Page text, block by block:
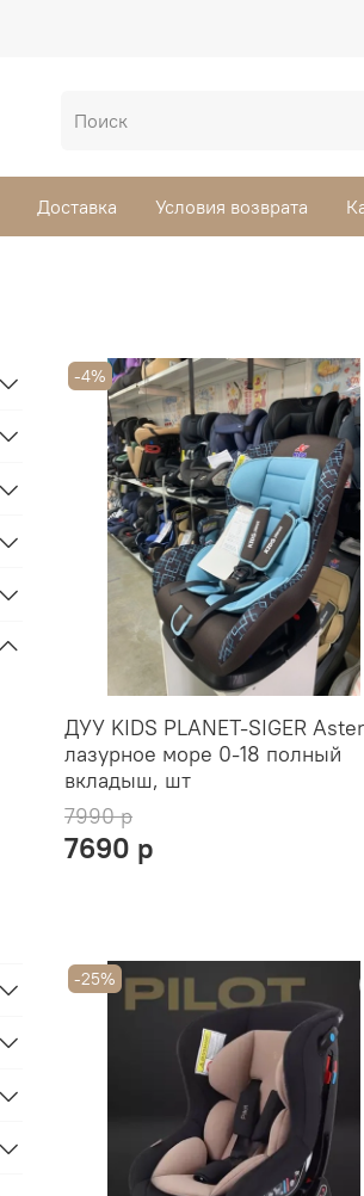
Доставка Условия возврата
-4%
ДУУ KIDS PLANET-SIGER
лазурное море 0-18 полный
вкладыш, шт
7990 р
7690 р
-25%